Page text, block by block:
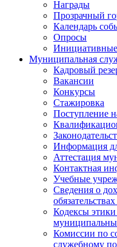
Награды
Прозрачный
Календарь
Опросы
Муниципальная
Кадровый
Вакансии
Конкурсы
Стажировка
Поступление
Информация
Аттестация
Контактная
Учебные
Сведения о
Кодексы
Комиссии по
служебному